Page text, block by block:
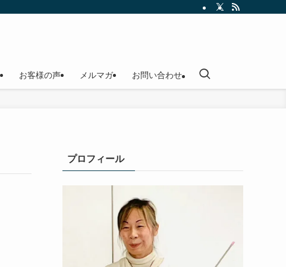
お客様の声 メルマガ お問い合わせ
プロフィール